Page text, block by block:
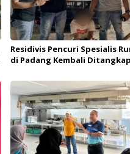
Residivis Pencuri Spesialis
di Padang Kembali